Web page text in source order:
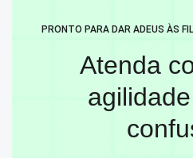
PRONTO PARA DAR ADEUS ÀS
Atenda
agilidade